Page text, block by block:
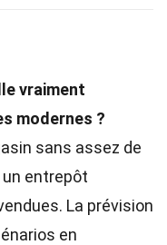
vraiment
modernes ?
sans assez de
entrepôt
La prévision
en